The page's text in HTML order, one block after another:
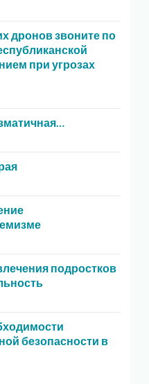
дронов звоните по
при угрозах
подростков
безопасности в